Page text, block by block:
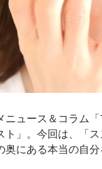
ていないんだと思
「でもさ、この世
分からない人にも
らないからさ」と
いますね」とリア
興業）は縦がちゃ
ニュース＆コラム
ト」。今回は、「
奥にある本当の自